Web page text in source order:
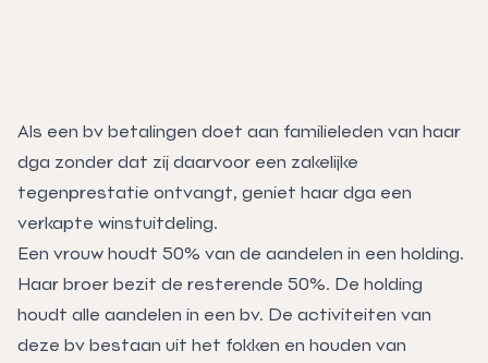
Als een bv betalingen doet aan familieleden van haar
dga zonder dat zij daarvoor een zakelijke
tegenprestatie ontvangt, geniet haar dga een
verkapte winstuitdeling.
Een vrouw houdt 50% van de aandelen in een holding.
Haar broer bezit de resterende 50%. De holding
houdt alle aandelen in een bv. De activiteiten van
deze bv bestaan uit het fokken en houden van